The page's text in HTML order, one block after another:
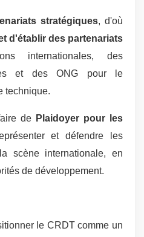
stratégiques, d'où
d'établir des partenariats
internationales, des
et des ONG pour le
technique.
de Plaidoyer pour les
et défendre les
scène internationale, en
de développement.
le CRDT comme un